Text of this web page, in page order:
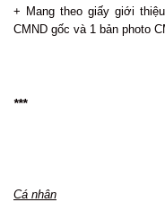
+ Mang theo giấy giới
CMND gốc và 1 bản photo
***
Cá nhân